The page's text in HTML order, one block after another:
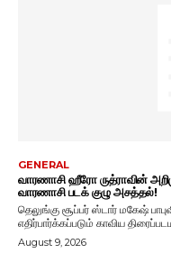
GENERAL
வாரணாசி ஹீரோ ருத்ராவின்
வாரணாசி படக் குழு அசத்தல்!
தெலுங்கு சூப்பர் ஸ்டார் மகேஷ்
எதிர்பார்க்கப்படும் காவிய
August 9, 2026